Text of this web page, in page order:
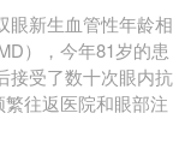
眼新生血管性年龄相
），今年81岁的患
接受了数十次眼内抗
往返医院和眼部注